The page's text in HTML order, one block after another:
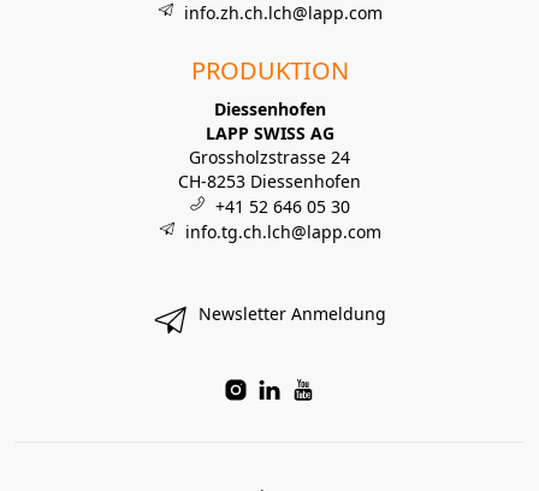
info.zh.ch.lch@lapp.com
PRODUKTION
Diessenhofen
LAPP SWISS AG
Grossholzstrasse 24
CH-8253 Diessenhofen
+41 52 646 05 30
info.tg.ch.lch@lapp.com
Newsletter Anmeldung